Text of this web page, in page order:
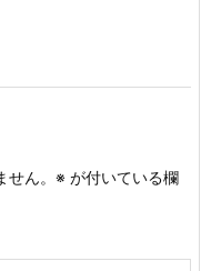
ん。 ※ が付いている欄